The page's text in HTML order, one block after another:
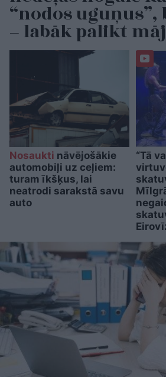
“nodos
– labāk palikt
Nosaukti nāvējošākie
automobiļi uz ceļiem:
turam īkšķus, lai
neatrodi sarakstā savu
auto
“Tā